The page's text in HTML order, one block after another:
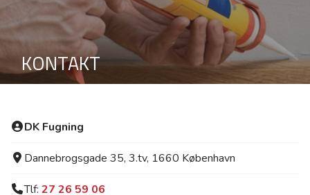
KONTAKT
DK Fugning
Dannebrogsgade 35, 3.tv, 1660 København
Tlf: 27 26 59 06